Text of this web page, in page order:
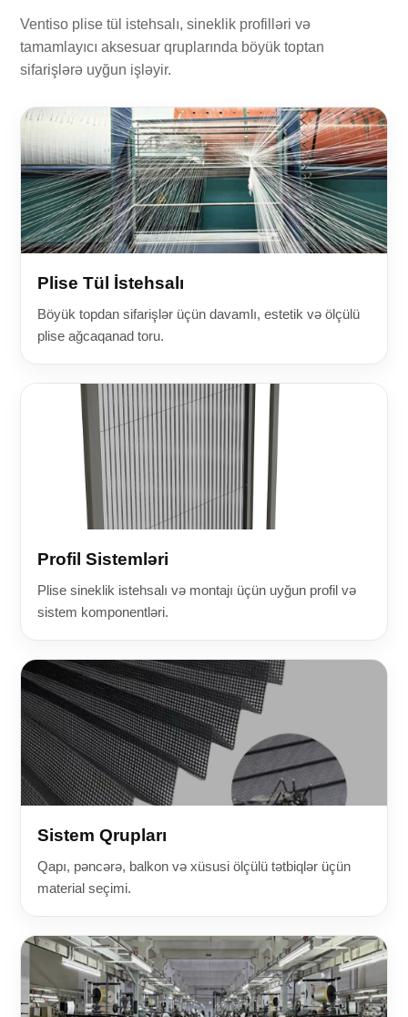
Ventiso plise tül istehsalı, sineklik profilləri və
tamamlayıcı aksesuar qruplarında böyük toptan
sifarişlərə uyğun işləyir.
Plise Tül İstehsalı
Böyük topdan sifarişlər üçün davamlı, estetik və ölçülü
plise ağcaqanad toru.
Profil Sistemləri
Plise sineklik istehsalı və montajı üçün uyğun profil və
sistem komponentləri.
Sistem Qrupları
Qapı, pəncərə, balkon və xüsusi ölçülü tətbiqlər üçün
material seçimi.